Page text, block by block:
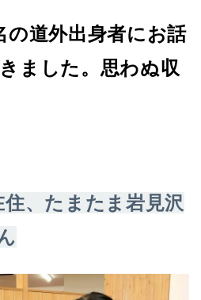
の道外出身者にお話
ました。思わぬ収
住、たまたま岩見沢